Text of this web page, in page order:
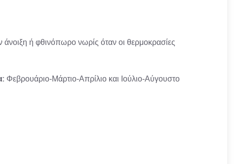
ή φθινόπωρο νωρίς όταν οι θερμοκρασίες
: Φεβρουάριο-Μάρτιο-Απρίλιο και Ιούλιο-Αύγουστο